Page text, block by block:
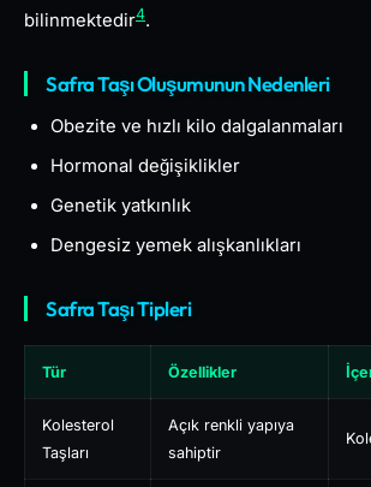
bilinmektedir4.
Safra Taşı Oluşumunun Nedenleri
Obezite ve hızlı kilo dalgalanmaları
Hormonal değişiklikler
Genetik yatkınlık
Dengesiz yemek alışkanlıkları
Safra Taşı Tipleri
Tür Özellikler
Kolesterol
Taşları
Açık renkli yapıya
sahiptir